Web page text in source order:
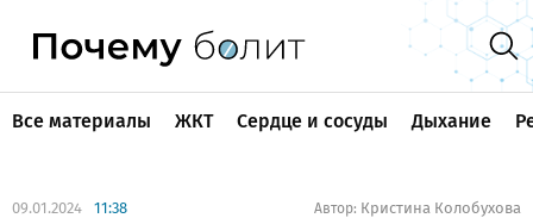
Все материалы ЖКТ Сердце и сосуды Дыхание
09.01.2024 11:38 Автор: Кристина Колобухова